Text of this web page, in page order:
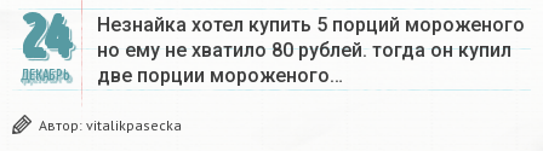
24
ДЕКАБРЬ
Незнайка хотел купить 5 порций мороженого
но ему не хватило 80 рублей. тогда он купил
две порции мороженого…
Автор: vitalikpasecka